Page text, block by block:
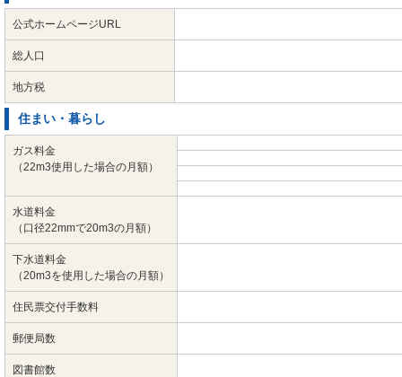
公式ホームページURL
総人口
地方税
住まい・暮らし
ガス料金
（22m3使用した場合の月額）
水道料金
（口径22mmで20m3の月額）
下水道料金
（20m3を使用した場合の月額）
住民票交付手数料
郵便局数
図書館数